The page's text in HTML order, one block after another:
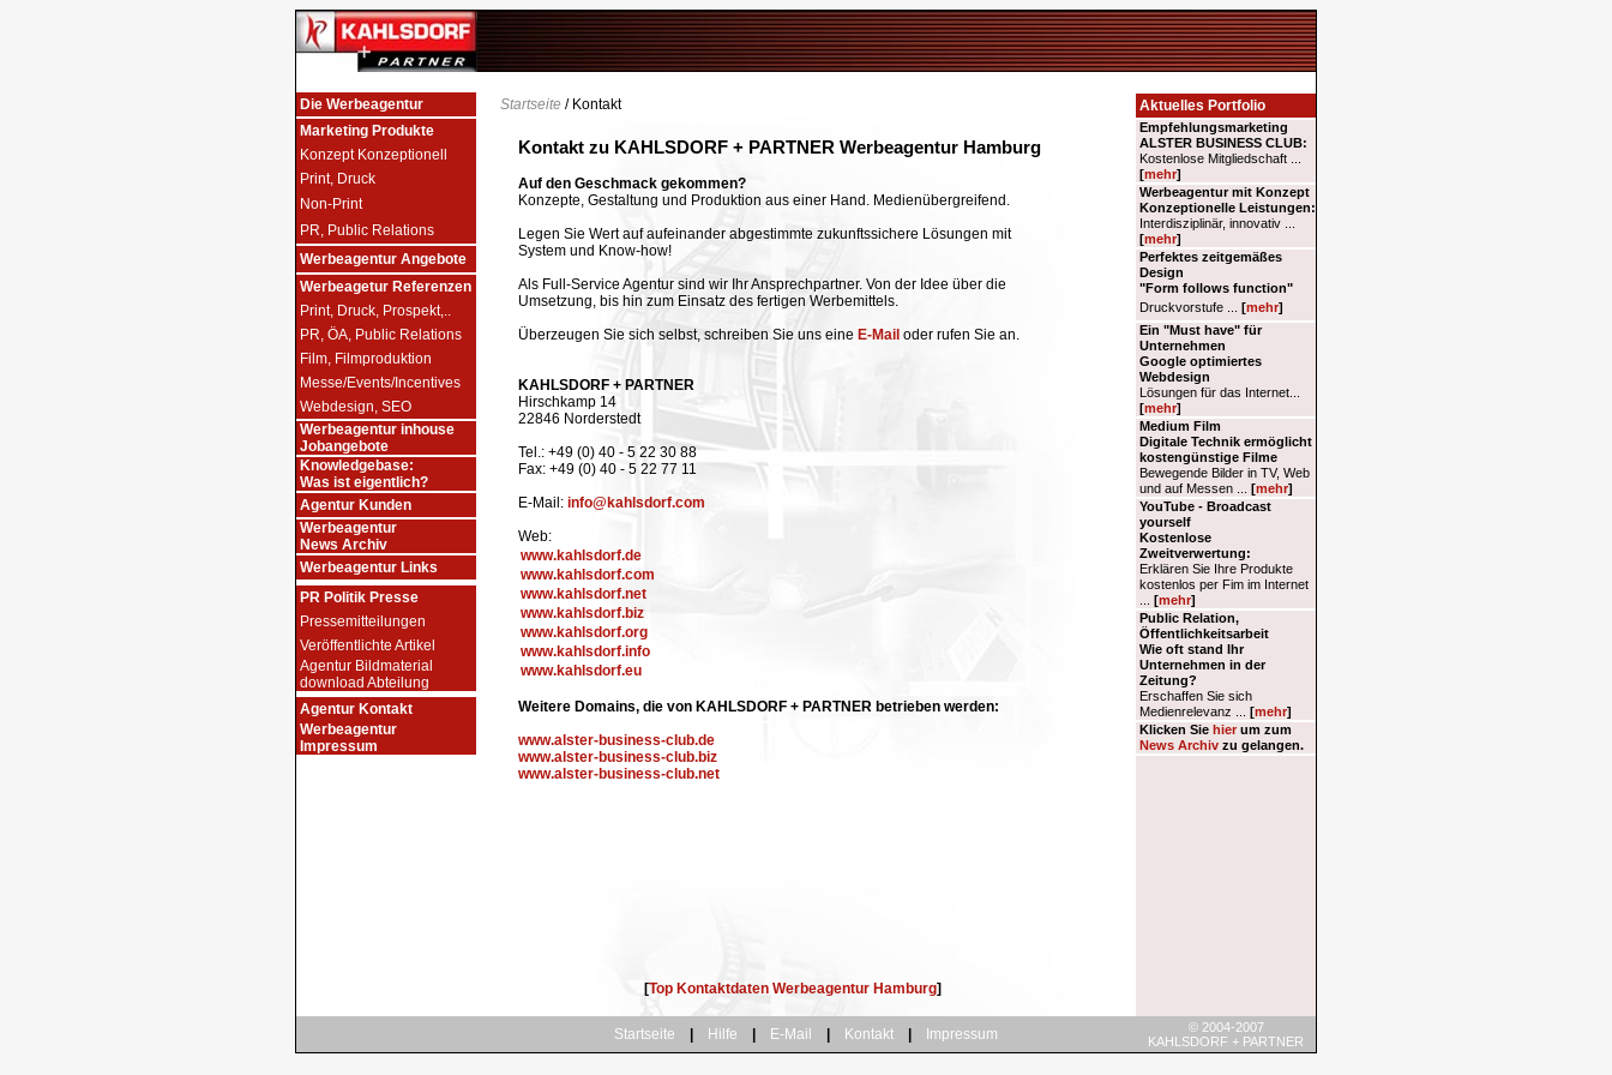
Die Werbeagentur
Marketing Produkte
Konzept Konzeptionell
Print, Druck
Non-Print
PR, Public Relations
Werbeagentur Angebote
Werbeagetur Referenzen
Print, Druck, Prospekt,..
PR, ÖA, Public Relations
Film, Filmproduktion
Messe/Events/Incentives
Webdesign, SEO
Werbeagentur inhouse
Jobangebote
Knowledgebase:
Was ist eigentlich?
Agentur Kunden
Werbeagentur
News Archiv
Werbeagentur Links
PR Politik Presse
Pressemitteilungen
Veröffentlichte Artikel
Agentur Bildmaterial
download Abteilung
Agentur Kontakt
Werbeagentur
Impressum
Startseite / Kontakt
Kontakt zu KAHLSDORF + PARTNER Werbeagentur Hamburg
Auf den Geschmack gekommen?
Konzepte, Gestaltung und Produktion aus einer Hand. Medienübergreifend.
Legen Sie Wert auf aufeinander abgestimmte zu kunftssichere Lösungen mit
System und Know-how!
Als Full-Service Agentur sind wir Ihr Ansprechpartner. Von der Idee über die
Umsetzung, bis hin zum Einsatz des fertigen Werbemittels.
Überzeugen Sie sich selbst, schreiben Sie uns eine E-Mail oder rufen Sie an.
KAHLSDORF + PARTNER
Hirschkamp 14
22846 Norderstedt
Tel.: +49 (0) 40 - 5 22 30 88
Fax: +49 (0) 40 - 5 22 77 11
E-Mail: info@kahlsdorf.com
Web:
www.kahlsdorf.de
www.kahlsdorf.com
www.kahlsdorf.net
www.kahlsdorf.biz
www.kahlsdorf.org
www.kahlsdorf.info
www.kahlsdorf.eu
Weitere Domains, die von KAHLSDORF + PARTNER betrieben werden:
www.alster-business-club.de
www.alster-business-club.biz
www.alster-business-club.net
[Top Kontaktdaten Werbeagentur Hamburg]
Startseite Hilfe E-Mail Kontakt Impressum
© 2004-2007
KAHLSDORF + PARTNER